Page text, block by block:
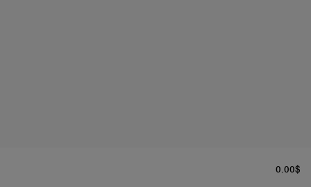
0.00$